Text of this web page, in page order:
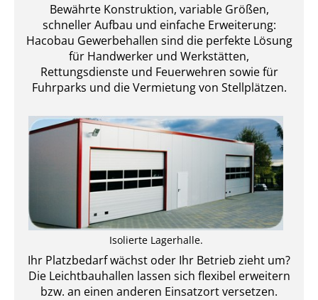
Bewährte Konstruktion, variable Größen,
schneller Aufbau und einfache Erweiterung:
Hacobau Gewerbehallen sind die perfekte Lösung
für Handwerker und Werkstätten,
Rettungsdienste und Feuerwehren sowie für
Fuhrparks und die Vermietung von Stellplätzen.
Isolierte Lagerhalle.
Ihr Platzbedarf wächst oder Ihr Betrieb zieht um?
Die Leichtbauhallen lassen sich flexibel erweitern
bzw. an einen anderen Einsatzort versetzen.